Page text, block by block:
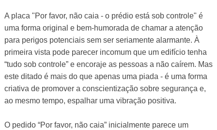
A placa "Por favor, não caia - o prédio está sob controle" é
uma forma original e bem-humorada de chamar a atenção
para perigos potenciais sem ser seriamente alarmante. À
primeira vista pode parecer incomum que um edifício tenha
“tudo sob controle” e encoraje as pessoas a não caírem. Mas
este ditado é mais do que apenas uma piada - é uma forma
criativa de promover a conscientização sobre segurança e,
ao mesmo tempo, espalhar uma vibração positiva.
O pedido “Por favor, não caia” inicialmente parece um